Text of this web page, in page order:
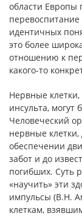
области Европы
перевоспитание
идентичных
это более
отношению к
какого-то
Нервные
инсульта,
Человеческий
нервные клетки,
обеспечении
забот и до
погибших. Суть
«научить» эти
импульсы (В.Н.
клеткам,